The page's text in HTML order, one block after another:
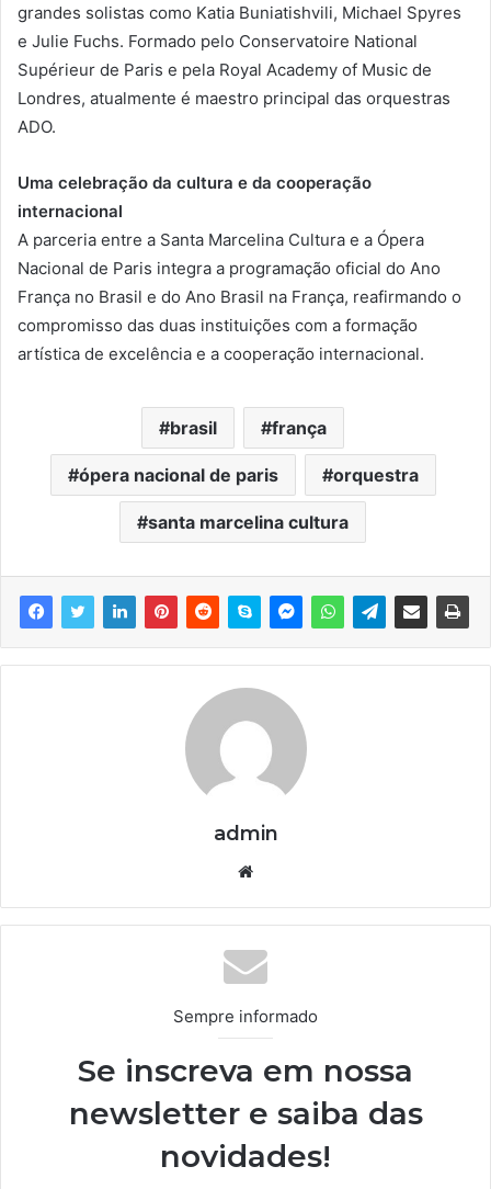
grandes solistas como Katia Buniatishvili, Michael Spyres
e Julie Fuchs. Formado pelo Conservatoire National
Supérieur de Paris e pela Royal Academy of Music de
Londres, atualmente é maestro principal das orquestras
ADO.
Uma celebração da cultura e da cooperação
internacional
A parceria entre a Santa Marcelina Cultura e a Ópera
Nacional de Paris integra a programação oficial do Ano
França no Brasil e do Ano Brasil na França, reafirmando o
compromisso das duas instituições com a formação
artística de excelência e a cooperação internacional.
brasil frança
ópera nacional de paris orquestra
santa marcelina cultura
admin
te
Sempre informado
Se inscreva em nossa
newsletter e saiba das
novidades!